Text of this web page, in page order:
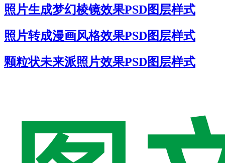
照片生成梦幻棱镜效果PSD图层样式
照片转成漫画风格效果PSD图层样式
颗粒状未来派照片效果PSD图层样式